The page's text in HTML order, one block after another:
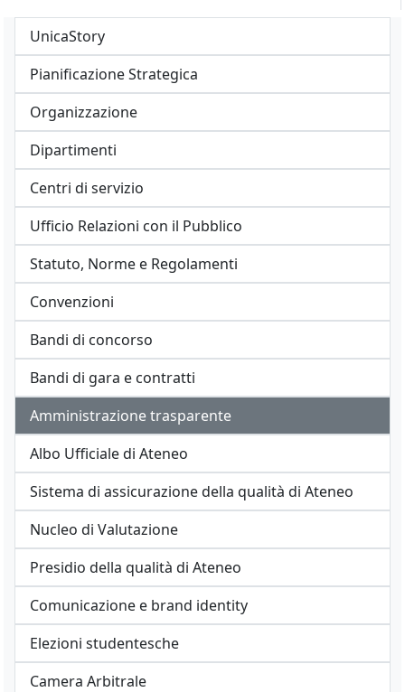
UnicaStory
Pianificazione Strategica
Organizzazione
Dipartimenti
Centri di servizio
Ufficio Relazioni con il Pubblico
Statuto, Norme e Regolamenti
Convenzioni
Bandi di concorso
Bandi di gara e contratti
Amministrazione trasparente
Albo Ufficiale di Ateneo
Sistema di assicurazione della qualità di Ateneo
Nucleo di Valutazione
Presidio della qualità di Ateneo
Comunicazione e brand identity
Elezioni studentesche
Camera Arbitrale